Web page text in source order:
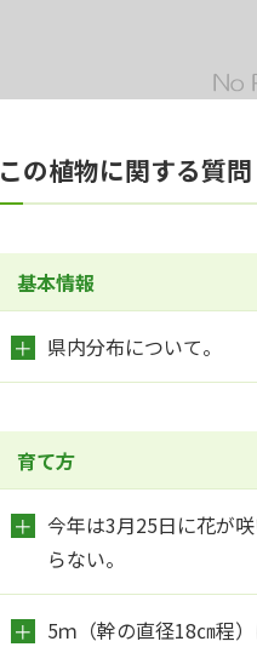
この植物に関する質問
基本情報
県内分布について。
育て方
今年は3月25日に花が
らない。
5ｍ（幹の直径18㎝程